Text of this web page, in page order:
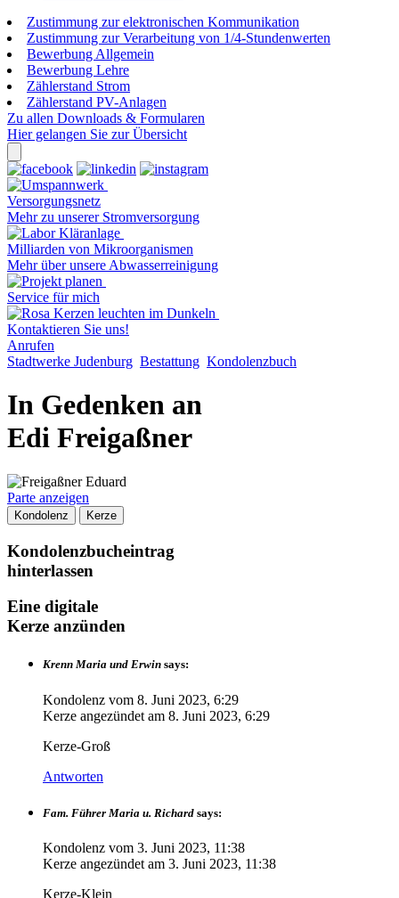
Zustimmung zur elektronischen Kommunikation
Zustimmung zur Verarbeitung von 1/4-Stundenwerten
Bewerbung Allgemein
Bewerbung Lehre
Zählerstand Strom
Zählerstand PV-Anlagen
Zu allen Downloads & Formularen
Hier gelangen Sie zur Übersicht
Versorgungsnetz
Mehr zu unserer Stromversorgung
Milliarden von Mikroorganismen
Mehr über unsere Abwasserreinigung
Service für mich
Kontaktieren Sie uns!
Anrufen
Stadtwerke Judenburg Bestattung Kondolenzbuch
In Gedenken an
Edi Freigaßner
Parte anzeigen
Kondolenz Kerze
Kondolenzbucheintrag
hinterlassen
Eine digitale
Kerze anzünden
Krenn Maria und Erwin says:
Kondolenz vom 8. Juni 2023, 6:29
Kerze angezündet am 8. Juni 2023, 6:29
Kerze-Groß
Antworten
Fam. Führer Maria u. Richard says:
Kondolenz vom 3. Juni 2023, 11:38
Kerze angezündet am 3. Juni 2023, 11:38
Kerze-Klein